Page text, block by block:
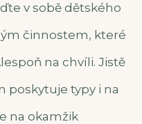
v sobě dětského
činnostem, které
na chvíli. Jistě
poskytuje typy i na
na okamžik